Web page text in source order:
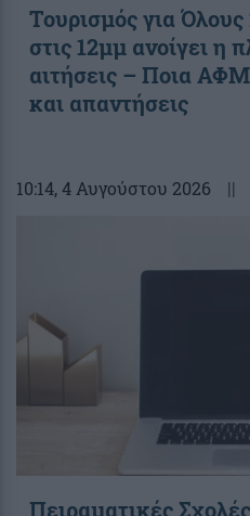
Τουρισμός για
στις 12μμ ανοίγει η
αιτήσεις – Ποια
και απαντήσεις
10:14, 4 Αυγούστου 2026 ||
Πειραματικές